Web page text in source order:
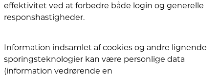
effektivitet ved at forbedre både login og generelle
responshastigheder.
Information indsamlet af cookies og andre lignende
sporingsteknologier kan være personlige data
(information vedrørende en